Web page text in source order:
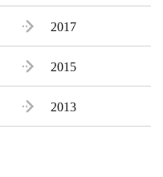
 2017
 2015
 2013